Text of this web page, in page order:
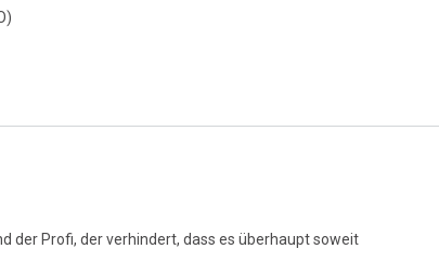
der Profi, der verhindert, dass es überhaupt soweit